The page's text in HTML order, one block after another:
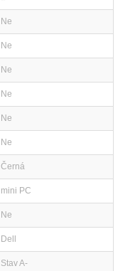
Ne
Ne
Ne
Ne
Ne
Ne
Černá
mini PC
Ne
Dell
Stav A-